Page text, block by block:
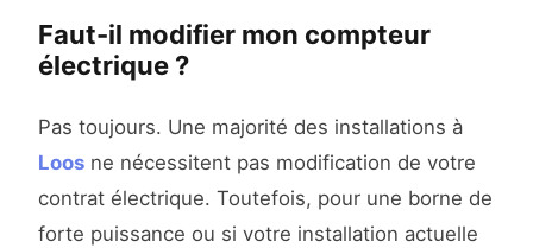
Faut-il modifier mon compteur
électrique ?
Pas toujours. Une majorité des installations à
Loos ne nécessitent pas modification de votre
contrat électrique. Toutefois, pour une borne de
forte puissance ou si votre installation actuelle